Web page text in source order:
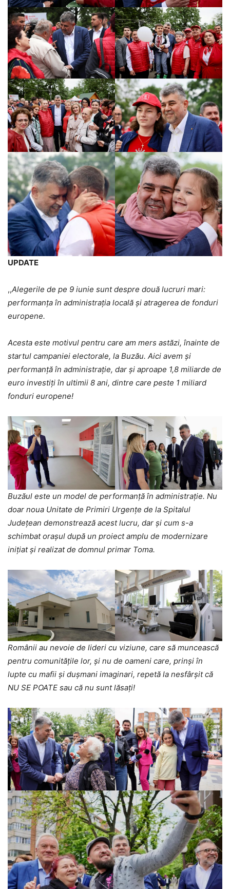
UPDATE
,,Alegerile de pe 9 iunie sunt despre două lucruri mari:
performanța în administrația locală și atragerea de fonduri
europene.
Acesta este motivul pentru care am mers astăzi, înainte de
startul campaniei electorale, la Buzău. Aici avem și
performanță în administrație, dar și aproape 1,8 miliarde de
euro investiți în ultimii 8 ani, dintre care peste 1 miliard
fonduri europene!
Buzăul este un model de performanță în administrație. Nu
doar noua Unitate de Primiri Urgențe de la Spitalul
Județean demonstrează acest lucru, dar și cum s-a
schimbat orașul după un proiect amplu de modernizare
inițiat și realizat de domnul primar Toma.
Românii au nevoie de lideri cu viziune, care să muncească
pentru comunitățile lor, și nu de oameni care, prinși în
lupte cu mafii și dușmani imaginari, repetă la nesfârșit că
NU SE POATE sau că nu sunt lăsați!